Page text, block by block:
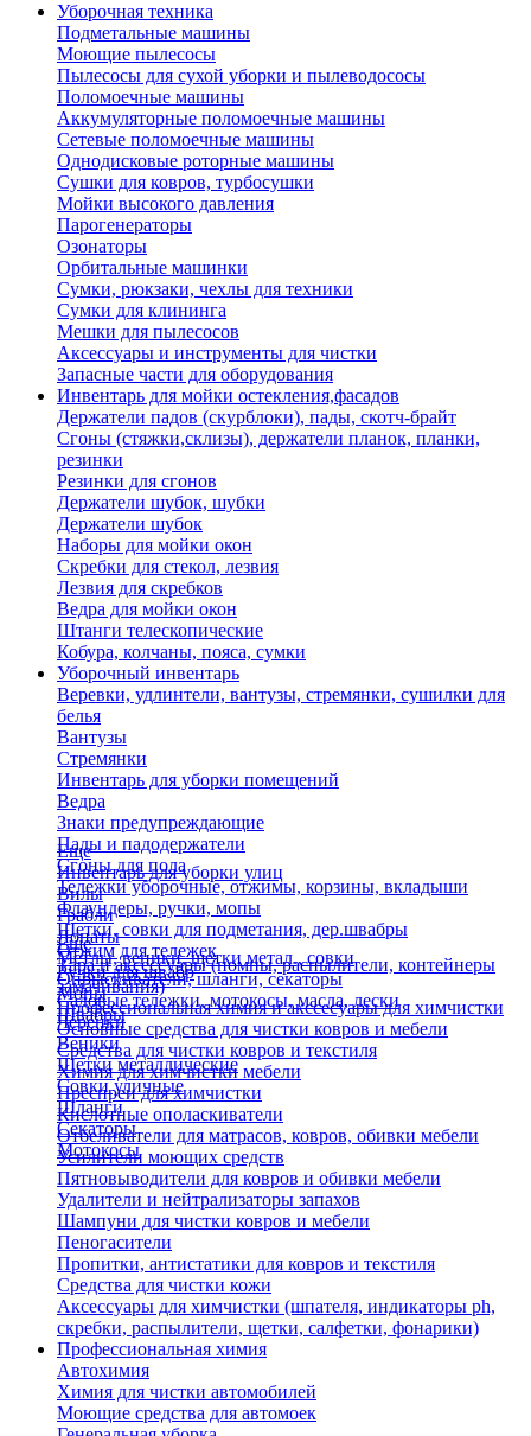
Уборочная техника
Подметальные машины
Моющие пылесосы
Пылесосы для сухой уборки и пылеводососы
Поломоечные машины
Аккумуляторные поломоечные машины
Сетевые поломоечные машины
Однодисковые роторные машины
Сушки для ковров, турбосушки
Мойки высокого давления
Парогенераторы
Озонаторы
Орбитальные машинки
Сумки, рюкзаки, чехлы для техники
Сумки для клининга
Мешки для пылесосов
Аксессуары и инструменты для чистки
Запасные части для оборудования
Инвентарь для мойки остекления,фасадов
Держатели падов (скурблоки), пады, скотч-брайт
Сгоны (стяжки,склизы), держатели планок, планки,
резинки
Резинки для сгонов
Держатели шубок, шубки
Держатели шубок
Наборы для мойки окон
Скребки для стекол, лезвия
Лезвия для скребков
Ведра для мойки окон
Штанги телескопические
Кобура, колчаны, пояса, сумки
Уборочный инвентарь
Веревки, удлинтели, вантузы, стремянки, сушилки для
белья
Вантузы
Стремянки
Инвентарь для уборки помещений
Ведра
Знаки предупреждающие
Пады и падодержатели
Сгоны для пола
Тележки уборочные, отжимы, корзины, вкладыши
Флаундеры, ручки, мопы
Щетки, совки для подметания, дер.швабры
Отжим для тележек
Ручки для швабр
Мопы
Швабры
Еще
Инвентарь для уборки улиц
Вилы
Грабли
Лопаты
Метлы, веники, щетки метал., совки
Опрыскиватели, шланги, секаторы
Садовые тележки, мотокосы, масла, лески
Черенки
Веники
Щетки металлические
Совки уличные
Шланги
Секаторы
Мотокосы
Еще
Тара и аксессуары (помпы, распылители, контейнеры
замачивания)
Профессиональная химия и акссесуары для химчистки
Основные средства для чистки ковров и мебели
Средства для чистки ковров и текстиля
Химия для химчистки мебели
Преспреи для химчистки
Кислотные ополаскиватели
Отбеливатели для матрасов, ковров, обивки мебели
Усилители моющих средств
Пятновыводители для ковров и обивки мебели
Удалители и нейтрализаторы запахов
Шампуни для чистки ковров и мебели
Пеногасители
Пропитки, антистатики для ковров и текстиля
Средства для чистки кожи
Аксессуары для химчистки (шпателя, индикаторы ph,
скребки, распылители, щетки, салфетки, фонарики)
Профессиональная химия
Автохимия
Химия для чистки автомобилей
Моющие средства для автомоек